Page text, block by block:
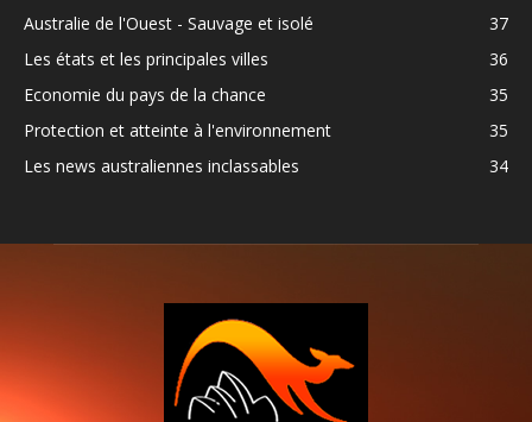
Australie de l'Ouest - Sauvage et isolé
37
Les états et les principales villes
36
Economie du pays de la chance
35
Protection et atteinte à l'environnement
35
Les news australiennes inclassables
34